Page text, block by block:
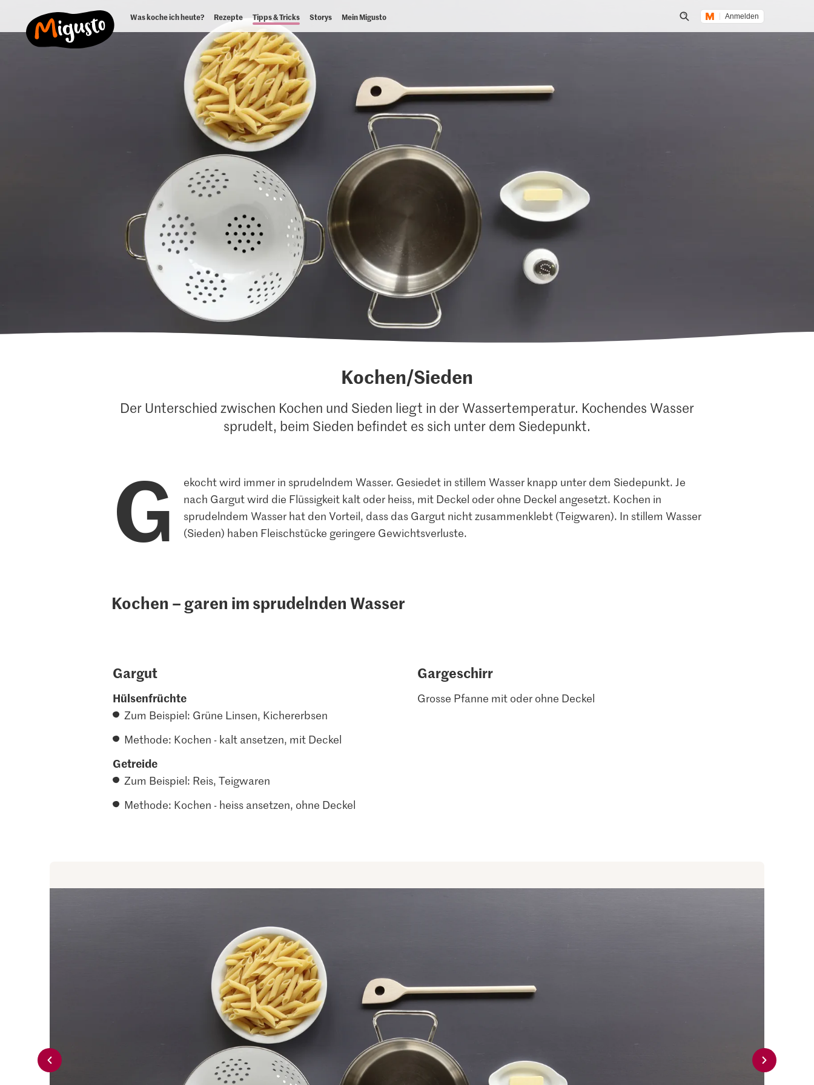
Was koche ich heute? Rezepte Tipps & Tricks Storys Mein Migusto
Suche öffnen
Anmelden
Kochen/Sieden
Der Unterschied zwischen Kochen und Sieden liegt in der Wassertemperatur. Kochendes Wasser
sprudelt, beim Sieden befindet es sich unter dem Siedepunkt.
G
ekocht wird immer in sprudelndem Wasser. Gesiedet in stillem Wasser knapp unter dem Siedepunkt. Je
nach Gargut wird die Flüssigkeit kalt oder heiss, mit Deckel oder ohne Deckel angesetzt. Kochen in
sprudelndem Wasser hat den Vorteil, dass das Gargut nicht zusammenklebt (Teigwaren). In stillem Wasser
(Sieden) haben Fleischstücke geringere Gewichtsverluste.
Kochen – garen im sprudelnden Wasser
Gargut
Hülsenfrüchte
Zum Beispiel: Grüne Linsen, Kichererbsen
Methode: Kochen - kalt ansetzen, mit Deckel
Getreide
Zum Beispiel: Reis, Teigwaren
Methode: Kochen - heiss ansetzen, ohne Deckel
Gargeschirr
Grosse Pfanne mit oder ohne Deckel